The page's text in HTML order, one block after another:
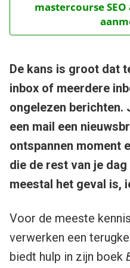
mastercourse
De kans is groot dat
inbox of meerdere
ongelezen
een mail een
ontspannen moment
die de rest van je
meestal het geval is,
Voor de meeste
verwerken een
biedt hulp in zijn boek